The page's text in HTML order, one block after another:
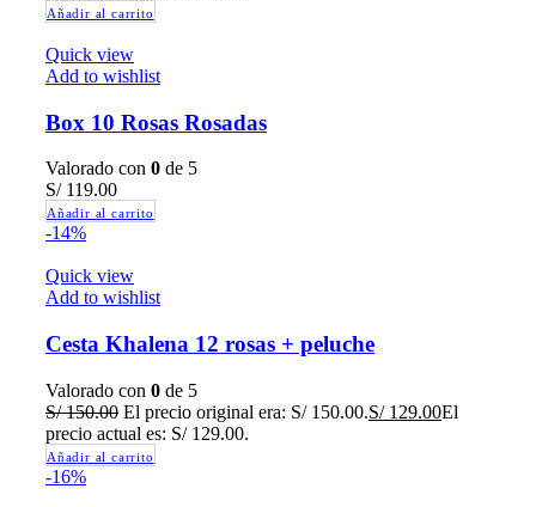
Añadir al carrito
Quick view
Add to wishlist
Box 10 Rosas Rosadas
Valorado con 0 de 5
S/119.00
Añadir al carrito
-14%
Quick view
Add to wishlist
Cesta Khalena 12 rosas + peluche
Valorado con 0 de 5
S/150.00 El precio original era: S/ 150.00.S/129.00El
precio actual es: S/ 129.00.
Añadir al carrito
-16%